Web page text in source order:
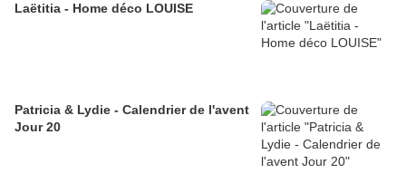
Laëtitia - Home déco LOUISE
Patricia & Lydie - Calendrier de l'avent
Jour 20